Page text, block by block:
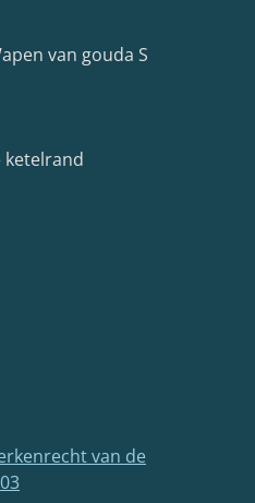
van gouda S
ketelrand
van de